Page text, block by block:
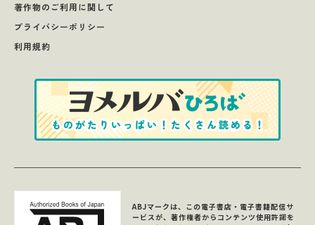
著作物のご利用に関して
プライバシーポリシー
利用規約
ABJマークは、この電子書店・電子書籍配信サ
ービスが、著作権者からコンテンツ使用許諾を